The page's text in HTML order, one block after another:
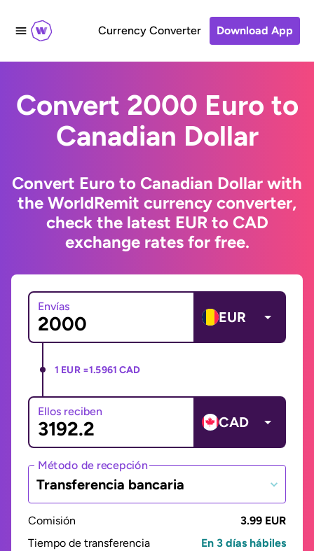
Currency Converter Download App
Convert 2000 Euro to
Canadian Dollar
Convert Euro to Canadian Dollar with
the WorldRemit currency converter,
check the latest EUR to CAD
exchange rates for free.
Envías
EUR
1 EUR =1.5961 CAD
Ellos reciben
CAD
Método de recepción
Transferencia bancaria
Comisión
3.99 EUR
Tiempo de transferencia
En 3 días hábiles